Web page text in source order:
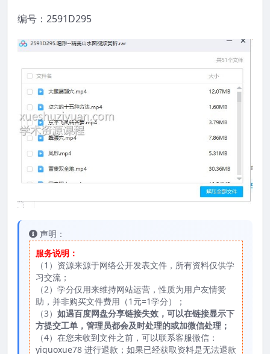
编号：2591D295
声明：
服务说明：
（1）资源来源于网络公开发表文件，所有资料仅供学
习交流；
（2）学分仅用来维持网站运营，性质为用户友情赞
助，并非购买文件费用（1元=1学分）；
（3） 如遇百度网盘分享链接失效，可以在链接显示下
方提交工单，管理员都会及时处理的或加微信处理；
（4）在您未收到文件之前，可以联系客服微信：
yiguoxue78 进行退款；如果已经获取资料是无法退款